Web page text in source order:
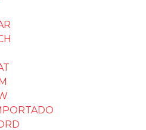
Importado
VW